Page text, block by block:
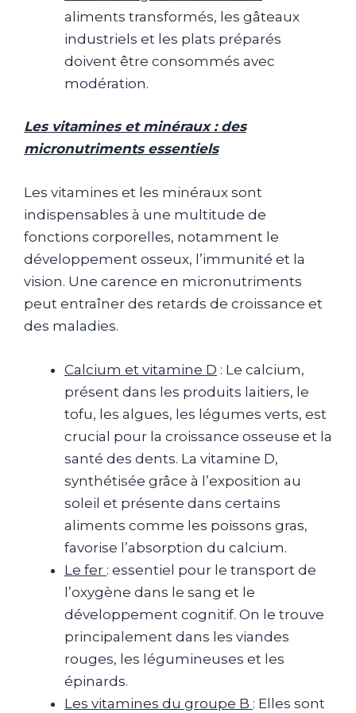
aliments transformés, les gâteaux
industriels et les plats préparés
doivent être consommés avec
modération.
Les vitamines et minéraux : des
micronutriments essentiels
Les vitamines et les minéraux sont
indispensables à une multitude de
fonctions corporelles, notamment le
développement osseux, l’immunité et la
vision. Une carence en micronutriments
peut entraîner des retards de croissance et
des maladies.
Calcium et vitamine D : Le calcium,
présent dans les produits laitiers, le
tofu, les algues, les légumes verts, est
crucial pour la croissance osseuse et la
santé des dents. La vitamine D,
synthétisée grâce à l’exposition au
soleil et présente dans certains
aliments comme les poissons gras,
favorise l’absorption du calcium.
Le fer : essentiel pour le transport de
l’oxygène dans le sang et le
développement cognitif. On le trouve
principalement dans les viandes
rouges, les légumineuses et les
épinards.
Les vitamines du groupe B : Elles sont